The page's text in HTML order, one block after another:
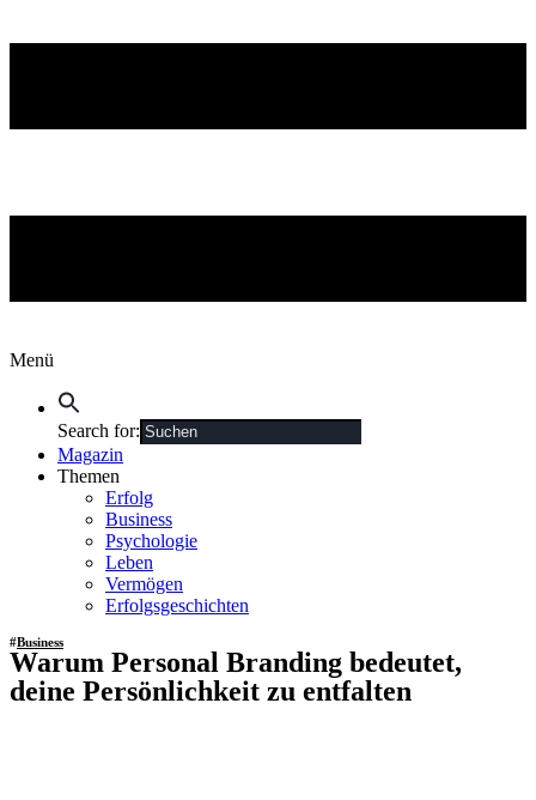
Menü
Search for:
Magazin
Themen
Erfolg
Business
Psychologie
Leben
Vermögen
Erfolgsgeschichten
#Business
Warum Personal Branding bedeutet,
deine Persönlichkeit zu entfalten